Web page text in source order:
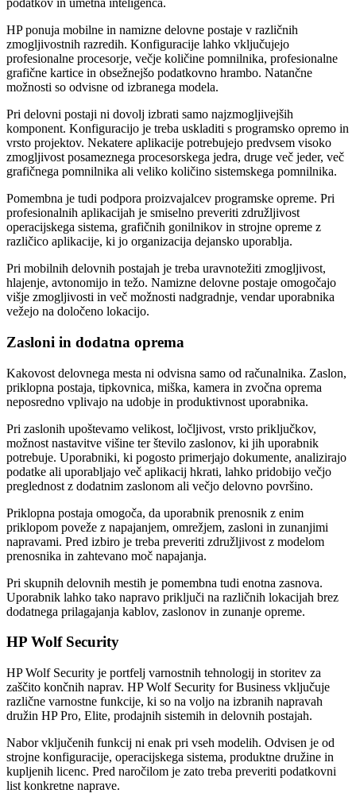
podatkov in umetna inteligenca.
HP ponuja mobilne in namizne delovne postaje v različnih
zmogljivostnih razredih. Konfiguracije lahko vključujejo
profesionalne procesorje, večje količine pomnilnika, profesionalne
grafične kartice in obsežnejšo podatkovno hrambo. Natančne
možnosti so odvisne od izbranega modela.
Pri delovni postaji ni dovolj izbrati samo najzmogljivejših
komponent. Konfiguracijo je treba uskladiti s programsko opremo in
vrsto projektov. Nekatere aplikacije potrebujejo predvsem visoko
zmogljivost posameznega procesorskega jedra, druge več jeder, več
grafičnega pomnilnika ali veliko količino sistemskega pomnilnika.
Pomembna je tudi podpora proizvajalcev programske opreme. Pri
profesionalnih aplikacijah je smiselno preveriti združljivost
operacijskega sistema, grafičnih gonilnikov in strojne opreme z
različico aplikacije, ki jo organizacija dejansko uporablja.
Pri mobilnih delovnih postajah je treba uravnotežiti zmogljivost,
hlajenje, avtonomijo in težo. Namizne delovne postaje omogočajo
višje zmogljivosti in več možnosti nadgradnje, vendar uporabnika
vežejo na določeno lokacijo.
Zasloni in dodatna oprema
Kakovost delovnega mesta ni odvisna samo od računalnika. Zaslon,
priklopna postaja, tipkovnica, miška, kamera in zvočna oprema
neposredno vplivajo na udobje in produktivnost uporabnika.
Pri zaslonih upoštevamo velikost, ločljivost, vrsto priključkov,
možnost nastavitve višine ter število zaslonov, ki jih uporabnik
potrebuje. Uporabniki, ki pogosto primerjajo dokumente, analizirajo
podatke ali uporabljajo več aplikacij hkrati, lahko pridobijo večjo
preglednost z dodatnim zaslonom ali večjo delovno površino.
Priklopna postaja omogoča, da uporabnik prenosnik z enim
priklopom poveže z napajanjem, omrežjem, zasloni in zunanjimi
napravami. Pred izbiro je treba preveriti združljivost z modelom
prenosnika in zahtevano moč napajanja.
Pri skupnih delovnih mestih je pomembna tudi enotna zasnova.
Uporabnik lahko tako napravo priključi na različnih lokacijah brez
dodatnega prilagajanja kablov, zaslonov in zunanje opreme.
HP Wolf Security
HP Wolf Security je portfelj varnostnih tehnologij in storitev za
zaščito končnih naprav. HP Wolf Security for Business vključuje
različne varnostne funkcije, ki so na voljo na izbranih napravah
družin HP Pro, Elite, prodajnih sistemih in delovnih postajah.
Nabor vključenih funkcij ni enak pri vseh modelih. Odvisen je od
strojne konfiguracije, operacijskega sistema, produktne družine in
kupljenih licenc. Pred naročilom je zato treba preveriti podatkovni
list konkretne naprave.